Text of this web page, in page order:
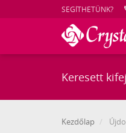
SEGÍTHETÜNK?
Kezdőlap